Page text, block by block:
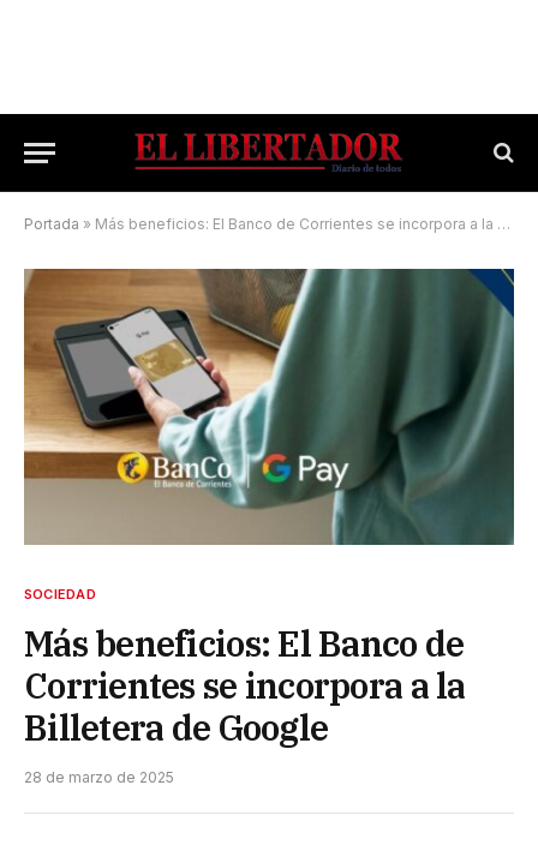
Portada » Más beneficios: El Banco de Corrientes se incorpora a la Billetera de Google
SOCIEDAD
Más beneficios: El Banco de
Corrientes se incorpora a la
Billetera de Google
28 de marzo de 2025